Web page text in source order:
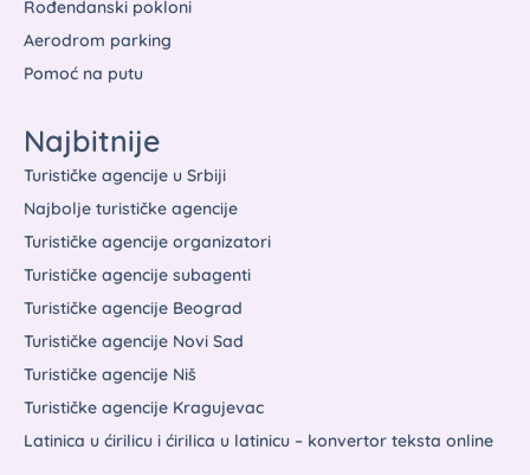
Rođendanski pokloni
Aerodrom parking
Pomoć na putu
Najbitnije
Turističke agencije u Srbiji
Najbolje turističke agencije
Turističke agencije organizatori
Turističke agencije subagenti
Turističke agencije Beograd
Turističke agencije Novi Sad
Turističke agencije Niš
Turističke agencije Kragujevac
Latinica u ćirilicu i ćirilica u latinicu – konvertor teksta online